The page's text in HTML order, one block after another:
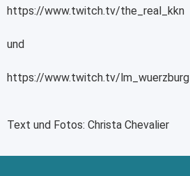
https://www.twitch.tv/the_real_kkn
und
https://www.twitch.tv/lm_wuerzburg
Text und Fotos: Christa Chevalier